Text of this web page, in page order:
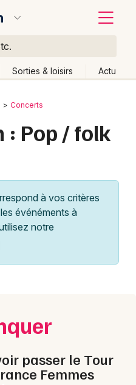
Sorties & loisirs Actu
Concerts
: Pop / folk
à vos critères
événéments à
notre
passer le Tour
Femmes
de moi Changer de lieu
end Autre